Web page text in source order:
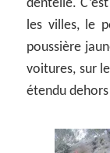
dentelle.
les villes, le
poussière
voitures, sur
étendu